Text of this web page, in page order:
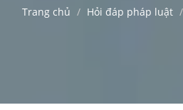
TỤC
Trang chủ Hỏi đáp pháp luật